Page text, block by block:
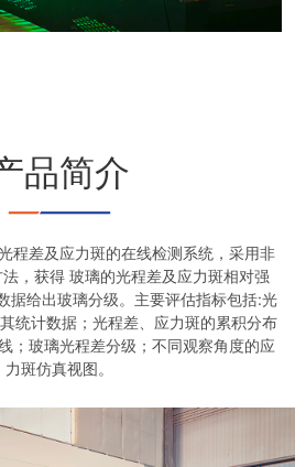
品简介
程差及应力斑的在线检测系统，采用非
，获得 玻璃的光程差及应力斑相对强
据给出玻璃分级。主要评估指标包括:光
统计数据；光程差、应力斑的累积分布
；玻璃光程差分级；不同观察角度的应
力斑仿真视图。